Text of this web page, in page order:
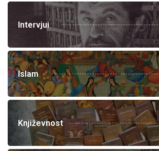
Intervjui
Islam
Književnost